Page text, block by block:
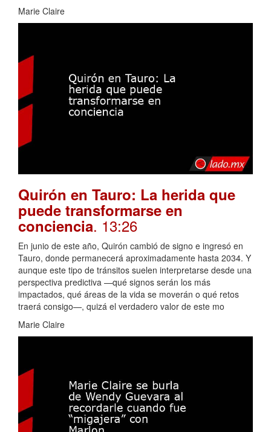
Marie Claire
Quirón en Tauro: La herida que
puede transformarse en
conciencia. 13:26
En junio de este año, Quirón cambió de signo e ingresó en
Tauro, donde permanecerá aproximadamente hasta 2034. Y
aunque este tipo de tránsitos suelen interpretarse desde una
perspectiva predictiva —qué signos serán los más
impactados, qué áreas de la vida se moverán o qué retos
traerá consigo—, quizá el verdadero valor de este mo
Marie Claire